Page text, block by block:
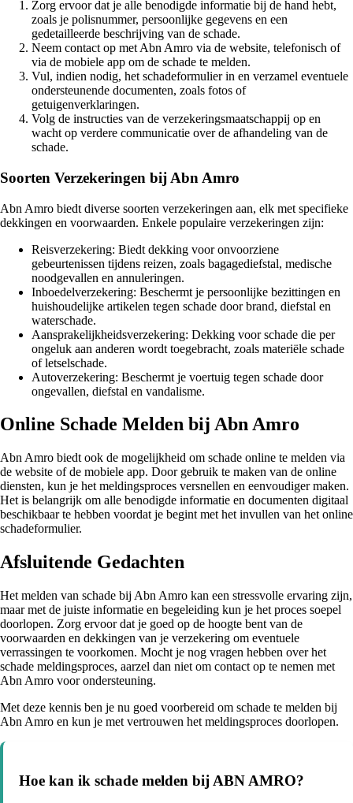
Zorg ervoor dat je alle benodigde informatie bij de hand hebt,
zoals je polisnummer, persoonlijke gegevens en een
gedetailleerde beschrijving van de schade.
Neem contact op met Abn Amro via de website, telefonisch of
via de mobiele app om de schade te melden.
Vul, indien nodig, het schadeformulier in en verzamel eventuele
ondersteunende documenten, zoals fotos of
getuigenverklaringen.
Volg de instructies van de verzekeringsmaatschappij op en
wacht op verdere communicatie over de afhandeling van de
schade.
Soorten Verzekeringen bij Abn Amro
Abn Amro biedt diverse soorten verzekeringen aan, elk met specifieke
dekkingen en voorwaarden. Enkele populaire verzekeringen zijn:
Reisverzekering: Biedt dekking voor onvoorziene
gebeurtenissen tijdens reizen, zoals bagagediefstal, medische
noodgevallen en annuleringen.
Inboedelverzekering: Beschermt je persoonlijke bezittingen en
huishoudelijke artikelen tegen schade door brand, diefstal en
waterschade.
Aansprakelijkheidsverzekering: Dekking voor schade die per
ongeluk aan anderen wordt toegebracht, zoals materiële schade
of letselschade.
Autoverzekering: Beschermt je voertuig tegen schade door
ongevallen, diefstal en vandalisme.
Online Schade Melden bij Abn Amro
Abn Amro biedt ook de mogelijkheid om schade online te melden via
de website of de mobiele app. Door gebruik te maken van de online
diensten, kun je het meldingsproces versnellen en eenvoudiger maken.
Het is belangrijk om alle benodigde informatie en documenten digitaal
beschikbaar te hebben voordat je begint met het invullen van het online
schadeformulier.
Afsluitende Gedachten
Het melden van schade bij Abn Amro kan een stressvolle ervaring zijn,
maar met de juiste informatie en begeleiding kun je het proces soepel
doorlopen. Zorg ervoor dat je goed op de hoogte bent van de
voorwaarden en dekkingen van je verzekering om eventuele
verrassingen te voorkomen. Mocht je nog vragen hebben over het
schade meldingsproces, aarzel dan niet om contact op te nemen met
Abn Amro voor ondersteuning.
Met deze kennis ben je nu goed voorbereid om schade te melden bij
Abn Amro en kun je met vertrouwen het meldingsproces doorlopen.
Hoe kan ik schade melden bij ABN AMRO?